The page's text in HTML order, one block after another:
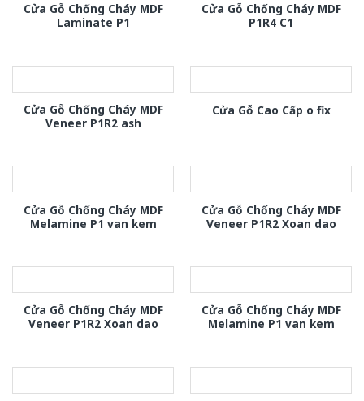
Cửa Gỗ Chống Cháy MDF
Laminate P1
Cửa Gỗ Chống Cháy MDF
P1R4 C1
Cửa Gỗ Chống Cháy MDF
Veneer P1R2 ash
Cửa Gỗ Cao Cấp o fix
Cửa Gỗ Chống Cháy MDF
Melamine P1 van kem
Cửa Gỗ Chống Cháy MDF
Veneer P1R2 Xoan dao
Cửa Gỗ Chống Cháy MDF
Veneer P1R2 Xoan dao
Cửa Gỗ Chống Cháy MDF
Melamine P1 van kem